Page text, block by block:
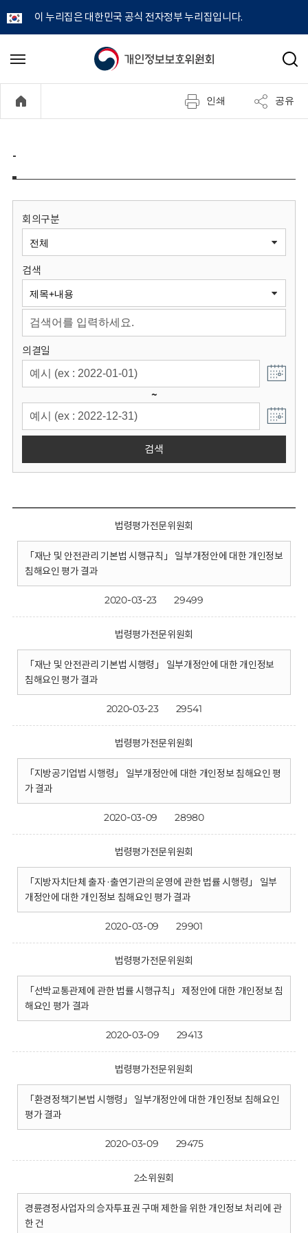
이 누리집은 대한민국 공식 전자정부 누리집입니다.
개
정
보
원
회
메
기
검
인쇄 공유
-
회의구분
검색
의결일
~
검색
법령평가전문위원회
「재난 및 안전관리 기본법 시행규칙」 일부개정안에 대한 개인정보
침해요인 평가 결과
2020-03-23 29499
법령평가전문위원회
「재난 및 안전관리 기본법 시행령」 일부개정안에 대한 개인정보
침해요인 평가 결과
2020-03-23 29541
법령평가전문위원회
「지방공기업법 시행령」 일부개정안에 대한 개인정보 침해요인 평
가 결과
2020-03-09 28980
법령평가전문위원회
「지방자치단체 출자·출연기관의 운영에 관한 법률 시행령」 일부
개정안에 대한 개인정보 침해요인 평가 결과
2020-03-09 29901
법령평가전문위원회
「선박교통관제에 관한 법률 시행규칙」 제정안에 대한 개인정보 침
해요인 평가 결과
2020-03-09 29413
법령평가전문위원회
「환경정책기본법 시행령」 일부개정안에 대한 개인정보 침해요인
평가 결과
2020-03-09 29475
2소위원회
경륜경정사업자의 승자투표권 구매 제한을 위한 개인정보 처리에 관
한 건